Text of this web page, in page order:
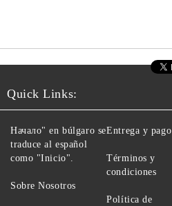
Quick Links:
Начало" en búlgaro se
traduce al español
como "Inicio".
Sobre Nosotros
Entrega y pago
Términos y
condiciones
Política de